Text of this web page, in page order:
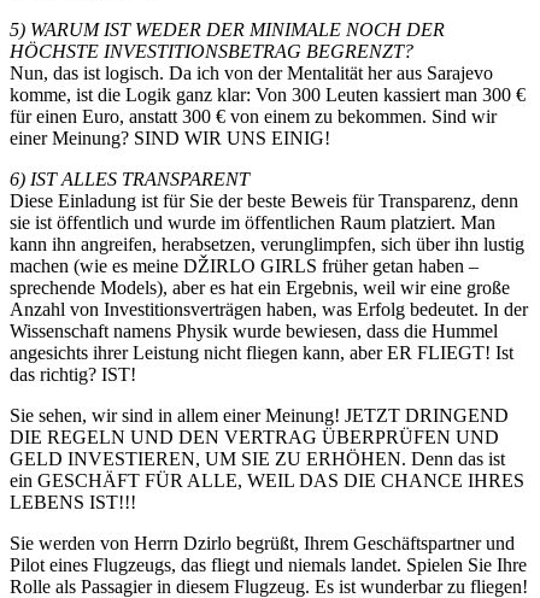
5) WARUM IST WEDER DER MINIMALE NOCH DER
HÖCHSTE INVESTITIONSBETRAG BEGRENZT?
Nun, das ist logisch. Da ich von der Mentalität her aus Sarajevo
komme, ist die Logik ganz klar: Von 300 Leuten kassiert man 300 €
für einen Euro, anstatt 300 € von einem zu bekommen. Sind wir
einer Meinung? SIND WIR UNS EINIG!
6) IST ALLES TRANSPARENT
Diese Einladung ist für Sie der beste Beweis für Transparenz, denn
sie ist öffentlich und wurde im öffentlichen Raum platziert. Man
kann ihn angreifen, herabsetzen, verunglimpfen, sich über ihn lustig
machen (wie es meine DŽIRLO GIRLS früher getan haben –
sprechende Models), aber es hat ein Ergebnis, weil wir eine große
Anzahl von Investitionsverträgen haben, was Erfolg bedeutet. In der
Wissenschaft namens Physik wurde bewiesen, dass die Hummel
angesichts ihrer Leistung nicht fliegen kann, aber ER FLIEGT! Ist
das richtig? IST!
Sie sehen, wir sind in allem einer Meinung! JETZT DRINGEND
DIE REGELN UND DEN VERTRAG ÜBERPRÜFEN UND
GELD INVESTIEREN, UM SIE ZU ERHÖHEN. Denn das ist
ein GESCHÄFT FÜR ALLE, WEIL DAS DIE CHANCE IHRES
LEBENS IST!!!
Sie werden von Herrn Dzirlo begrüßt, Ihrem Geschäftspartner und
Pilot eines Flugzeugs, das fliegt und niemals landet. Spielen Sie Ihre
Rolle als Passagier in diesem Flugzeug. Es ist wunderbar zu fliegen!